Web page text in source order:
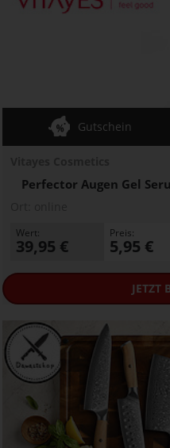
Perfector Augen Gel
Gutschein
Wert:
39,95 €
Preis:
5,95 €
JETZT